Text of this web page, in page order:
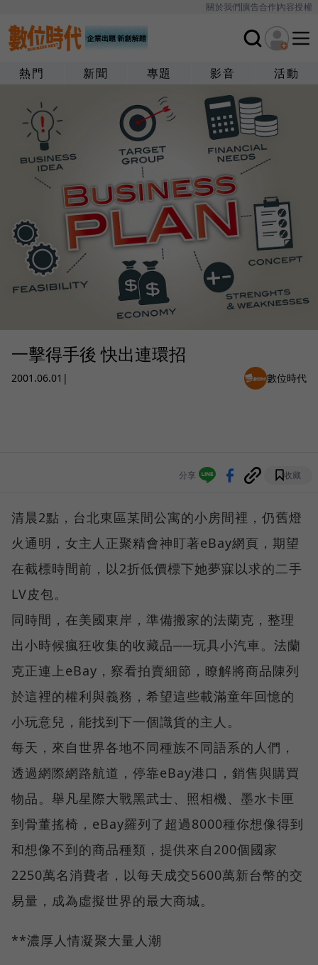
關於我們廣告合作內容授權
熱門 新聞 專題 影音 活動
一擊得手後 快出連環招
2001.06.01 | 數位時代
分享 收藏
清晨2點，台北東區某間公寓的小房間裡，仍舊燈
火通明，女主人正聚精會神盯著eBay網頁，期望
在截標時間前，以2折低價標下她夢寐以求的二手
LV皮包。
同時間，在美國東岸，準備搬家的法蘭克，整理
出小時候瘋狂收集的收藏品──玩具小汽車。法蘭
克正連上eBay，察看拍賣細節，瞭解將商品陳列
於這裡的權利與義務，希望這些載滿童年回憶的
小玩意兒，能找到下一個識貨的主人。
每天，來自世界各地不同種族不同語系的人們，
透過網際網路航道，停靠eBay港口，銷售與購買
物品。舉凡星際大戰黑武士、照相機、墨水卡匣
到骨董搖椅，eBay羅列了超過8000種你想像得到
和想像不到的商品種類，提供來自200個國家
2250萬名消費者，以每天成交5600萬新台幣的交
易量，成為虛擬世界的最大商城。
**濃厚人情凝聚大量人潮